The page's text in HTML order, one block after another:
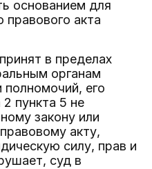
основанием для
правового акта
в пределах
органам
полномочий, его
пункта 5 не
закону или
акту,
силу, прав и
суд в